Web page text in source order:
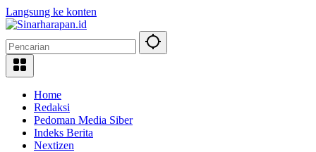
Langsung ke konten
Home
Redaksi
Pedoman Media Siber
Indeks Berita
Nextizen